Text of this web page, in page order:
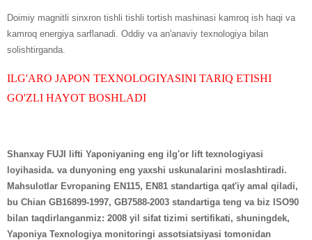
Doimiy magnitli sinxron tishli tishli tortish mashinasi kamroq ish haqi va
kamroq energiya sarflanadi. Oddiy va an'anaviy texnologiya bilan
solishtirganda.
ILG'ARO JAPON TEXNOLOGIYASINI TARIQ ETISHI
GO'ZLI HAYOT BOSHLADI
Shanxay FUJI lifti Yaponiyaning eng ilg'or lift texnologiyasi
loyihasida. va dunyoning eng yaxshi uskunalarini moslashtiradi.
Mahsulotlar Evropaning EN115, EN81 standartiga qat'iy amal qiladi,
bu Chian GB16899-1997, GB7588-2003 standartiga teng va biz ISO90
bilan taqdirlanganmiz: 2008 yil sifat tizimi sertifikati, shuningdek,
Yaponiya Texnologiya monitoringi assotsiatsiyasi tomonidan